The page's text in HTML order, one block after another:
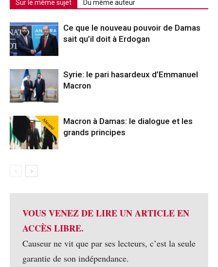
Sur le même sujet Du même auteur
Ce que le nouveau pouvoir de Damas
sait qu’il doit à Erdogan
Syrie: le pari hasardeux d’Emmanuel
Macron
Abonné
Macron à Damas: le dialogue et les
grands principes
VOUS VENEZ DE LIRE UN ARTICLE EN
ACCÈS LIBRE.
Causeur ne vit que par ses lecteurs, c’est la seule
garantie de son indépendance.